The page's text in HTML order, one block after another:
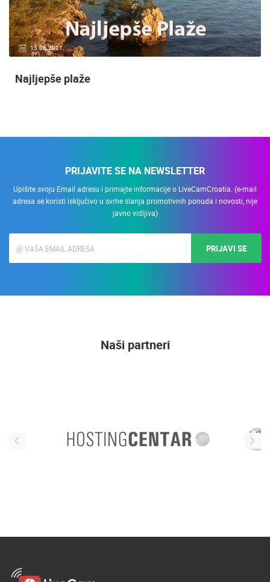
15.06.2021.
Najljepše plaže
PRIJAVITE SE NA NEWSLETTER
Upišite svoju Email adresu i primajte informacije o LiveCamCroatia. (e-mail
adresa se koristi isključivo u svrhe slanja promotivnih ponuda i novosti, nije
javno vidljiva)
PRIJAVI SE
Naši partneri